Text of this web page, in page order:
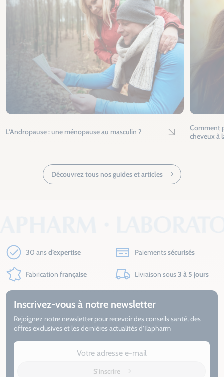
L’Andropause : une ménopause au masculin ? Lire l'article
Comment
cheveux à
Découvrez tous nos guides et articles
30 ansd’expertise Paiementssécurisés
Fabrication française Livraison sous3 à 5 jours
Inscrivez-vous à notre newsletter
Rejoignez notre newsletter pour recevoir des conseils santé, des
offres exclusives et les dernières actualités d’Ilapharm
S'inscrire